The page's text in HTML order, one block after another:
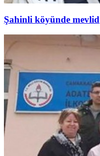
Şahinli köyünde mevlid